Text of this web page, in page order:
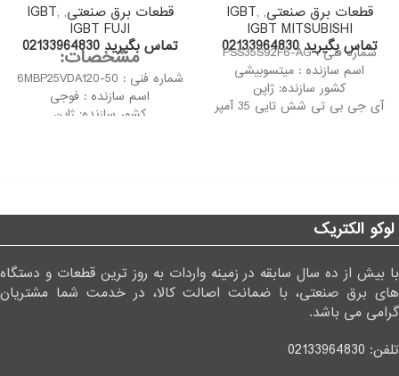
قطعات برق صنعتی,
IGBT,
IGBT MITSUBISHI
تماس بگیرید 02133964830
شماره فنی : PSS35S92F6-AG
اسم سازنده : میتسوبیشی
کشور سازنده: ژاپن
آی جی بی تی شش تایی 35 آمپر
قطعات برق صنعتی,
IGBT,
IGBT FUJI
تماس بگیرید 02133964830مشخصات:
شماره فنی : 6MBP25VDA120-50
اسم سازنده : فوجی
کشور سازنده: ژاپن
بسیار بالا مورد استفاده قرار گیرد.
لوکو الکتریک
با بیش از ده سال سابقه در زمینه واردات به روز ترین قطعات و دستگاه
های برق صنعتی، با ضمانت اصالت کالا، در خدمت شما مشتریان
گرامی می باشد.
تلفن: 02133964830